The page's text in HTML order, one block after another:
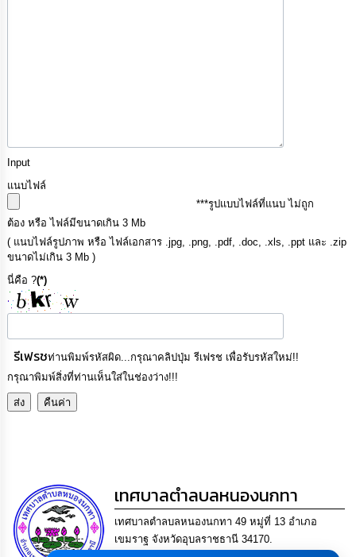
ความ
โปร่งใส
เรียน
ร้อง
ทุกข์
e-
Service
กิจการ
สภา
กิจการ
สภา
เรา
การ
จัดการ
Input
แนบไฟล์
***รูปแบบไฟล์ที่แนบ ไม่ถูก
ต้อง หรือ ไฟล์มีขนาดเกิน 3 Mb
( แนบไฟล์รูปภาพ หรือ ไฟล์เอกสาร .jpg, .png, .pdf, .doc, .xls, .ppt และ .zip
ขนาดไม่เกิน 3 Mb )
นี่คือ ?(*)
รีเฟรชท่านพิมพ์รหัสผิด...กรุณาคลิปปุ่ม รีเฟรช เพื่อรับรหัสใหม่!!
กรุณาพิมพ์สิ่งที่ท่านเห็นใส่ในช่องว่าง!!!
เทศบาลตำลบลหนองนกทา
เทศบาลตำลบลหนองนกทา 49 หมู่ที่ 13 อำเภอ
เขมราฐ จังหวัดอุบลราชธานี 34170.